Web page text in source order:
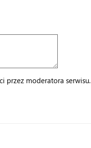
przez moderatora serwisu.